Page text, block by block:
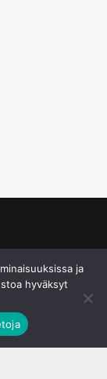
ja
hyväksyt